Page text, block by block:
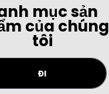
mục sản
của chúng
tôi
ĐI